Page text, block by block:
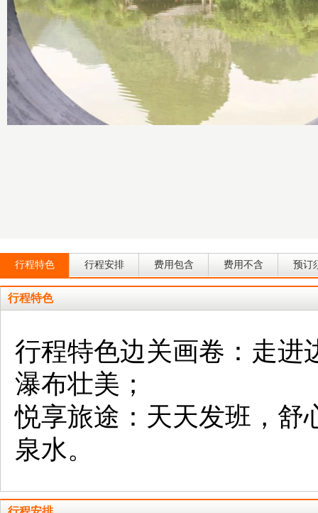
行程特色 行程安排 费用包含 费用不含 预订
行程特色
行程特色边关画卷：走进
瀑布壮美；
悦享旅途：天天发班，舒
泉水。